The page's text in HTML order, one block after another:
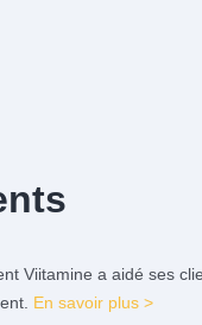
Viitamine a aidé ses
En savoir plus >